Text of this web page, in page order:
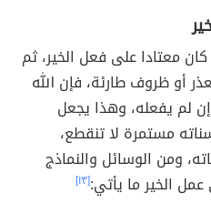
معتادا على فعل الخير، ثم
أو ظروف طارئة، فإن الله
لم يفعله، وهذا يجعل
مستمرة لا تنقطع،
ومن الوسائل والنماذج
الخير ما يأتي:[١٣]